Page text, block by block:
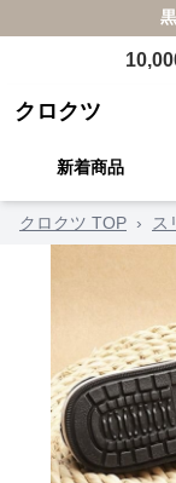
クロクツ
新着商品
クロクツ TOP › ス